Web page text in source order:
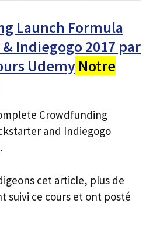
Launch Formula
Indiegogo 2017 par
Udemy Notre
Crowdfunding
and Indiegogo
cet article, plus de
suivi ce cours et ont posté